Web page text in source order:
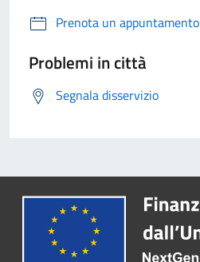
Prenota un appuntamento
Problemi in città
Segnala disservizio